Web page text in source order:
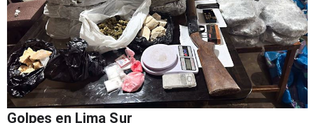
Golpes en Lima Sur